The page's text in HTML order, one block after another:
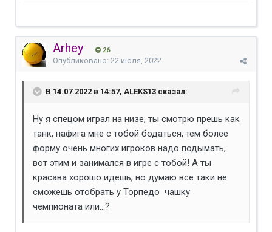
Arhey 26
Опубликовано: 22 июля, 2022
В 14.07.2022 в 14:57, ALEKS13 сказал:
Ну я спецом играл на низе, ты смотрю прешь как
танк, нафига мне с тобой бодаться, тем более
форму очень многих игроков надо подымать,
вот этим и занимался в игре с тобой! А ты
красава хорошо идешь, но думаю все таки не
сможешь отобрать у Торпедо чашку
чемпионата или...?